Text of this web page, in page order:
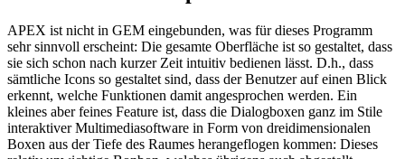
APEX ist nicht in GEM eingebunden, was für dieses Programm
sehr sinnvoll erscheint: Die gesamte Oberfläche ist so gestaltet, dass
sie sich schon nach kurzer Zeit intuitiv bedienen lässt. D.h., dass
sämtliche Icons so gestaltet sind, dass der Benutzer auf einen Blick
erkennt, welche Funktionen damit angesprochen werden. Ein
kleines aber feines Feature ist, dass die Dialogboxen ganz im Stile
interaktiver Multimediasoftware in Form von dreidimensionalen
Boxen aus der Tiefe des Raumes herangeflogen kommen: Dieses